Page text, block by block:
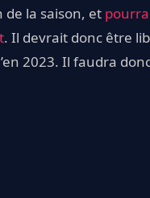
de la saison, et
. Il devrait donc être
2023. Il faudra